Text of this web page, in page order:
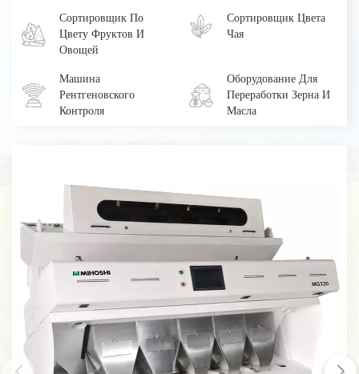
Сортировщик По
Цвету Фруктов И
Овощей
Сортировщик Цвета
Чая
Машина
Рентгеновского
Контроля
Оборудование Для
Переработки Зерна И
Масла